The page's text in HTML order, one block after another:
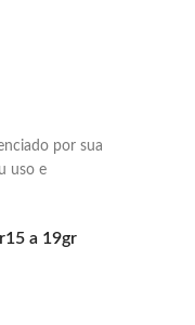
por sua
uso e
15 a 19gr